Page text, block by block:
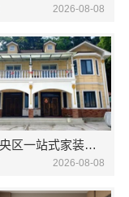
2026-08-08
西安未央区一站式家装设计刚需房售后完善-居安天成（西安）建筑工程有限责任公司
2026-08-08